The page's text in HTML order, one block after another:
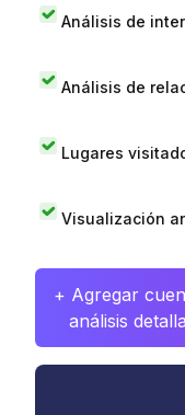
Análisis de
Análisis de
Lugares
Visualización
+ Agregar
análisis